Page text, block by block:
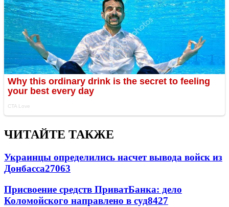
ЧИТАЙТЕ ТАКЖЕ
Украинцы определились насчет вывода войск из
Донбасса27063
Присвоение средств ПриватБанка: дело
Коломойского направлено в суд8427